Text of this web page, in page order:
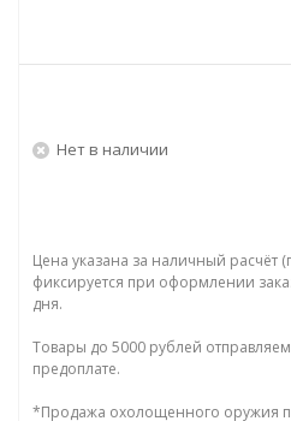
Нет в наличии
Цена указана за наличный расчёт
фиксируется при оформлении
дня.
Товары до 5000 рублей
предоплате.
*Продажа охолощенного оружия